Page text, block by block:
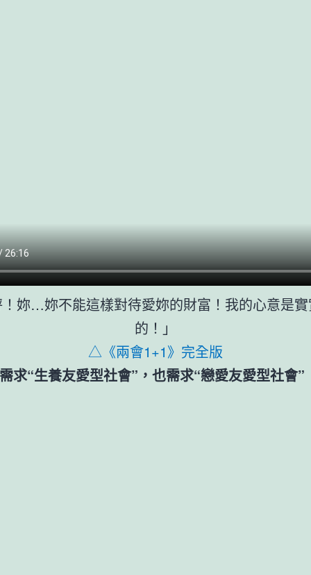
！妳…妳不能這樣對待愛妳的財富！我的心意是
的！」
△《兩會1+1》完全版
求“生養友愛型社會”，也需求“戀愛友愛型社會”